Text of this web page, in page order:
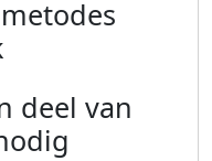
deel van